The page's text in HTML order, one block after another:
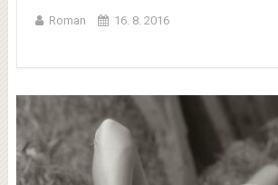
Roman 16. 8. 2016